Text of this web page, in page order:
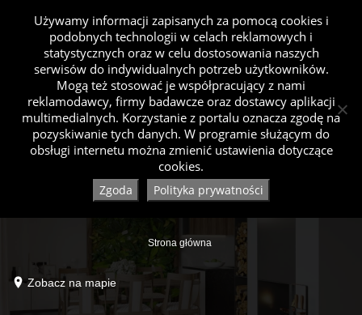
Strona główna
Zobacz na mapie
Używamy informacji zapisanych za pomocą cookies i
podobnych technologii w celach reklamowych i
statystycznych oraz w celu dostosowania naszych
serwisów do indywidualnych potrzeb użytkowników.
Mogą też stosować je współpracujący z nami
reklamodawcy, firmy badawcze oraz dostawcy aplikacji
multimedialnych. Korzystanie z portalu oznacza zgodę na
pozyskiwanie tych danych. W programie służącym do
obsługi internetu można zmienić ustawienia dotyczące
cookies.
Zgoda Polityka prywatności